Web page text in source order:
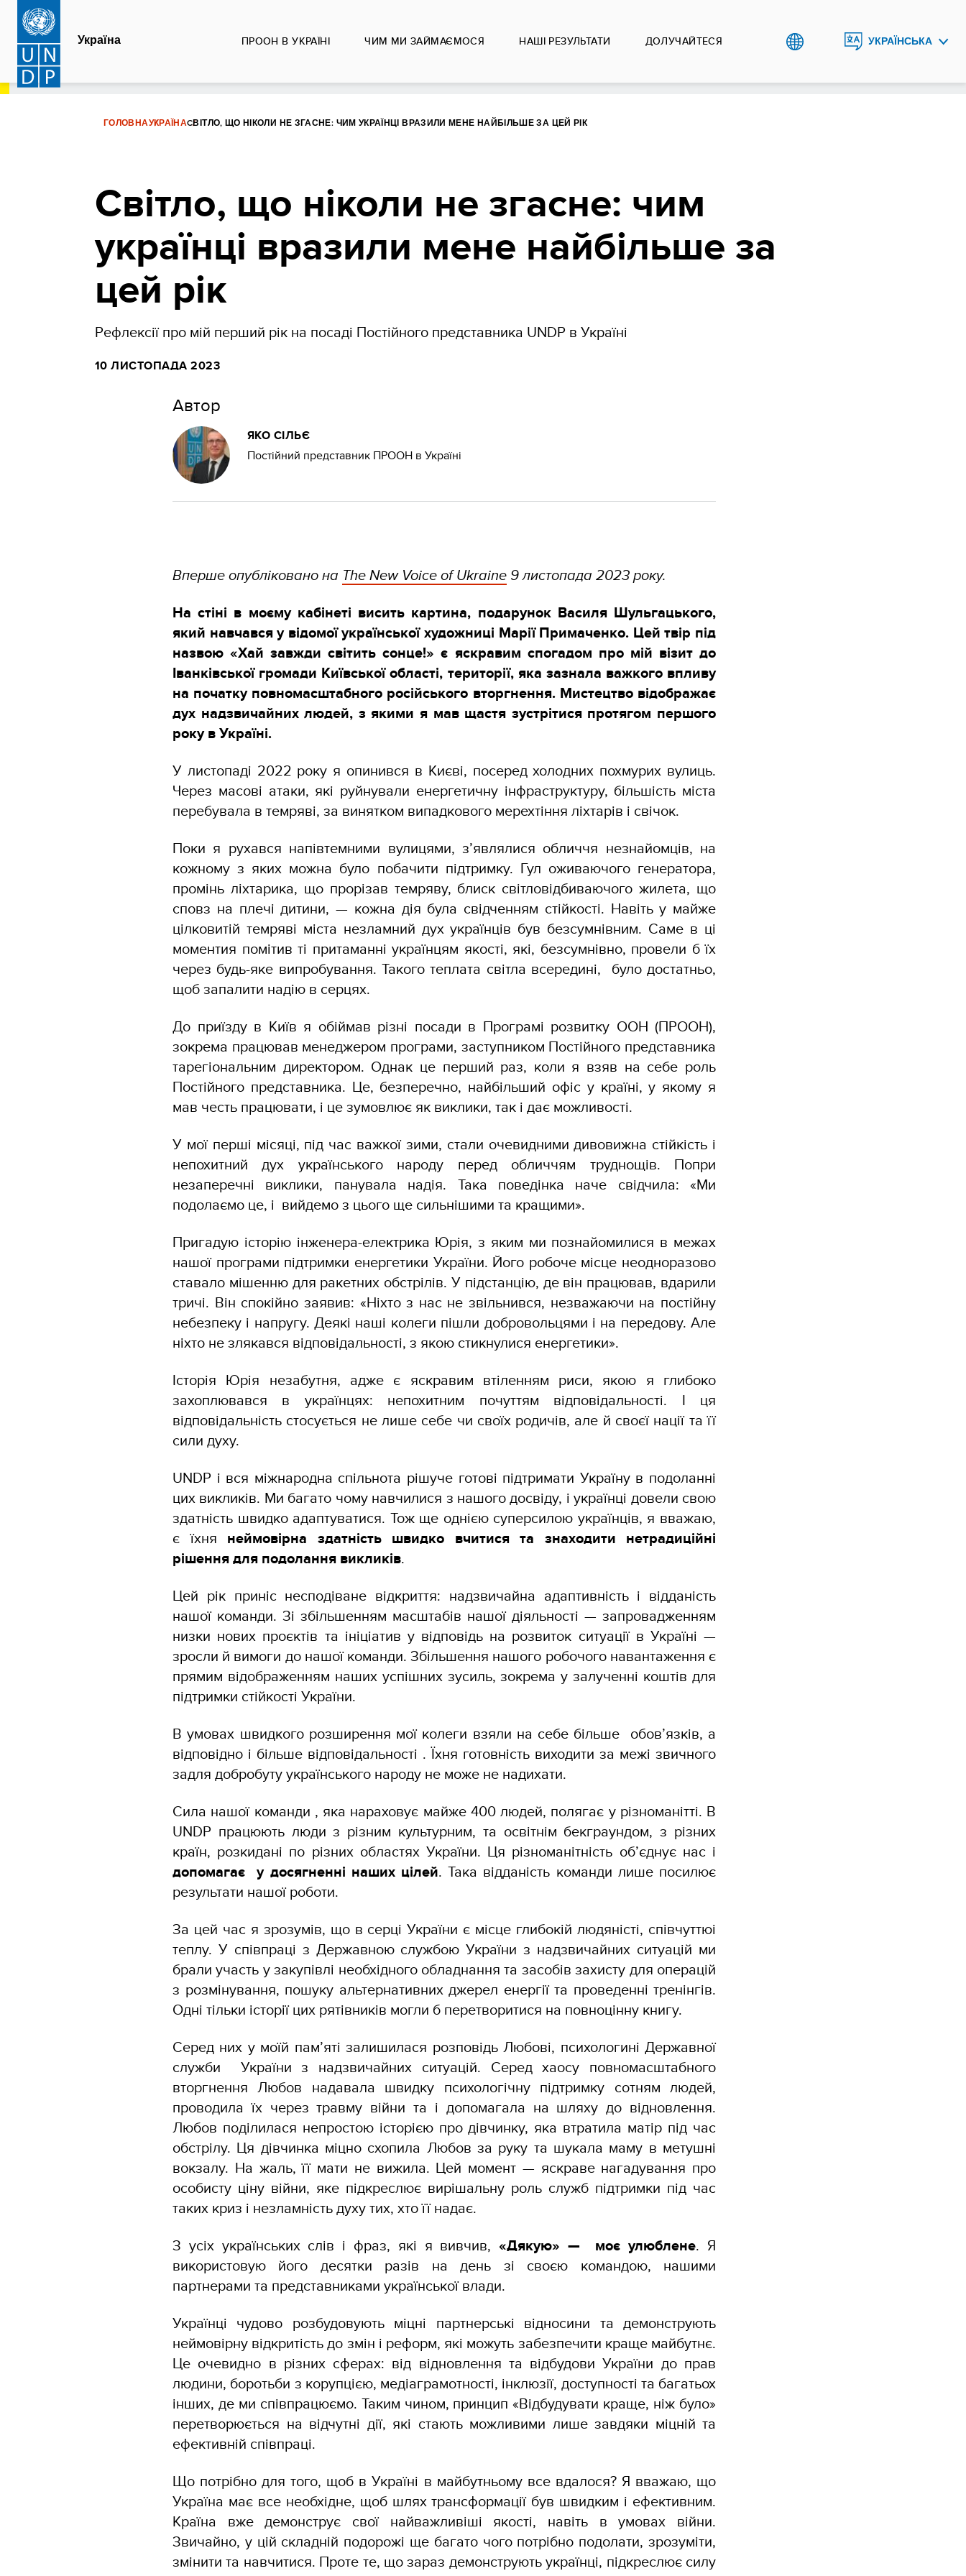
Перейти
основного
вмісту
Україна ПРООН В УКРАЇНІ ЧИМ МИ ЗАЙМАЄМОСЯ НАШІ РЕЗУЛЬТАТИ ДОЛУЧАЙТЕСЯ УКРАЇНСЬКА
ГОЛОВНАУКРАЇНАCВІТЛО, ЩО НІКОЛИ НЕ ЗГАСНЕ: ЧИМ УКРАЇНЦІ ВРАЗИЛИ МЕНЕ НАЙБІЛЬШЕ ЗА ЦЕЙ РІК
Cвітло, що ніколи не згасне: чим
українці вразили мене найбільше за
цей рік
Рефлексії про мій перший рік на посаді Постійного представника UNDP в Україні
10 ЛИСТОПАДА 2023
Автор
ЯКО СІЛЬЄ
Постійний представник ПРООН в Україні
Вперше опубліковано на The New Voice of Ukraine 9 листопада 2023 року.
На стіні в моєму кабінеті висить картина, подарунок Василя Шульгацького,
який навчався у відомої української художниці Марії Примаченко. Цей твір під
назвою «Хай завжди світить сонце!» є яскравим спогадом про мій візит до
Іванківської громади Київської області, території, яка зазнала важкого впливу
на початку повномасштабного російського вторгнення. Мистецтво відображає
дух надзвичайних людей, з якими я мав щастя зустрітися протягом першого
року в Україні.
У листопаді 2022 року я опинився в Києві, посеред холодних похмурих вулиць.
Через масові атаки, які руйнували енергетичну інфраструктуру, більшість міста
перебувала в темряві, за винятком випадкового мерехтіння ліхтарів і свічок.
Поки я рухався напівтемними вулицями, з’являлися обличчя незнайомців, на
кожному з яких можна було побачити підтримку. Гул оживаючого генератора,
промінь ліхтарика, що прорізав темряву, блиск світловідбиваючого жилета, що
сповз на плечі дитини, — кожна дія була свідченням стійкості. Навіть у майже
цілковитій темряві міста незламний дух українців був безсумнівним. Саме в ці
моментия помітив ті притаманні українцям якості, які, безсумнівно, провели б їх
через будь-яке випробування. Такого теплата світла всередині, було достатньо,
щоб запалити надію в серцях.
До приїзду в Київ я обіймав різні посади в Програмі розвитку ООН (ПРООН),
зокрема працював менеджером програми, заступником Постійного представника
тарегіональним директором. Однак це перший раз, коли я взяв на себе роль
Постійного представника. Це, безперечно, найбільший офіс у країні, у якому я
мав честь працювати, і це зумовлює як виклики, так і дає можливості.
У мої перші місяці, під час важкої зими, стали очевидними дивовижна стійкість і
непохитний дух українського народу перед обличчям труднощів. Попри
незаперечні виклики, панувала надія. Така поведінка наче свідчила: «Ми
подолаємо це, і вийдемо з цього ще сильнішими та кращими».
Пригадую історію інженера-електрика Юрія, з яким ми познайомилися в межах
нашої програми підтримки енергетики України. Його робоче місце неодноразово
ставало мішенню для ракетних обстрілів. У підстанцію, де він працював, вдарили
тричі. Він спокійно заявив: «Ніхто з нас не звільнився, незважаючи на постійну
небезпеку і напругу. Деякі наші колеги пішли добровольцями і на передову. Але
ніхто не злякався відповідальності, з якою стикнулися енергетики».
Історія Юрія незабутня, адже є яскравим втіленням риси, якою я глибоко
захоплювався в українцях: непохитним почуттям відповідальності. І ця
відповідальність стосується не лише себе чи своїх родичів, але й своєї нації та її
сили духу.
UNDP і вся міжнародна спільнота рішуче готові підтримати Україну в подоланні
цих викликів. Ми багато чому навчилися з нашого досвіду, і українці довели свою
здатність швидко адаптуватися. Тож ще однією суперсилою українців, я вважаю,
є їхня неймовірна здатність швидко вчитися та знаходити нетрадиційні
рішення для подолання викликів.
Цей рік приніс несподіване відкриття: надзвичайна адаптивність і відданість
нашої команди. Зі збільшенням масштабів нашої діяльності — запровадженням
низки нових проєктів та ініціатив у відповідь на розвиток ситуації в Україні —
зросли й вимоги до нашої команди. Збільшення нашого робочого навантаження є
прямим відображенням наших успішних зусиль, зокрема у залученні коштів для
підтримки стійкості України.
В умовах швидкого розширення мої колеги взяли на себе більше обов’язків, а
відповідно і більше відповідальності . Їхня готовність виходити за межі звичного
задля добробуту українського народу не може не надихати.
Сила нашої команди , яка нараховує майже 400 людей, полягає у різноманітті. В
UNDP працюють люди з різним культурним, та освітнім бекграундом, з різних
країн, розкидані по різних областях України. Ця різноманітність об’єднує нас і
допомагає у досягненні наших цілей. Така відданість команди лише посилює
результати нашої роботи.
За цей час я зрозумів, що в серці України є місце глибокій людяністі, співчуттюі
теплу. У співпраці з Державною службою України з надзвичайних ситуацій ми
брали участь у закупівлі необхідного обладнання та засобів захисту для операцій
з розмінування, пошуку альтернативних джерел енергії та проведенні тренінгів.
Одні тільки історії цих рятівників могли б перетворитися на повноцінну книгу.
Серед них у моїй пам’яті залишилася розповідь Любові, психологині Державної
служби України з надзвичайних ситуацій. Серед хаосу повномасштабного
вторгнення Любов надавала швидку психологічну підтримку сотням людей,
проводила їх через травму війни та і допомагала на шляху до відновлення.
Любов поділилася непростою історією про дівчинку, яка втратила матір під час
обстрілу. Ця дівчинка міцно схопила Любов за руку та шукала маму в метушні
вокзалу. На жаль, її мати не вижила. Цей момент — яскраве нагадування про
особисту ціну війни, яке підкреслює вирішальну роль служб підтримки під час
таких криз і незламність духу тих, хто її надає.
З усіх українських слів і фраз, які я вивчив,«Дякую» — моє улюблене. Я
використовую його десятки разів на день зі своєю командою, нашими
партнерами та представниками української влади.
Українці чудово розбудовують міцні партнерські відносини та демонструють
неймовірну відкритість до змін і реформ, які можуть забезпечити краще майбутнє.
Це очевидно в різних сферах: від відновлення та відбудови України до прав
людини, боротьби з корупцією, медіаграмотності, інклюзії, доступності та багатьох
інших, де ми співпрацюємо. Таким чином, принцип «Відбудувати краще, ніж було»
перетворюється на відчутні дії, які стають можливими лише завдяки міцній та
ефективній співпраці.
Що потрібно для того, щоб в Україні в майбутньому все вдалося? Я вважаю, що
Україна має все необхідне, щоб шлях трансформації був швидким і ефективним.
Країна вже демонструє свої найважливіші якості, навіть в умовах війни.
Звичайно, у цій складній подорожі ще багато чого потрібно подолати, зрозуміти,
змінити та навчитися. Проте те, що зараз демонструють українці, підкреслює силу